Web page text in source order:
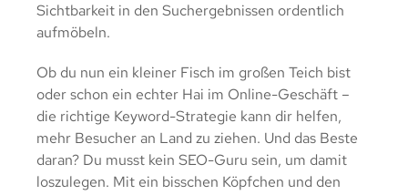
Sichtbarkeit in den Suchergebnissen ordentlich
aufmöbeln.
Ob du nun ein kleiner Fisch im großen Teich bist
oder schon ein echter Hai im Online-Geschäft –
die richtige Keyword-Strategie kann dir helfen,
mehr Besucher an Land zu ziehen. Und das Beste
daran? Du musst kein SEO-Guru sein, um damit
loszulegen. Mit ein bisschen Köpfchen und den